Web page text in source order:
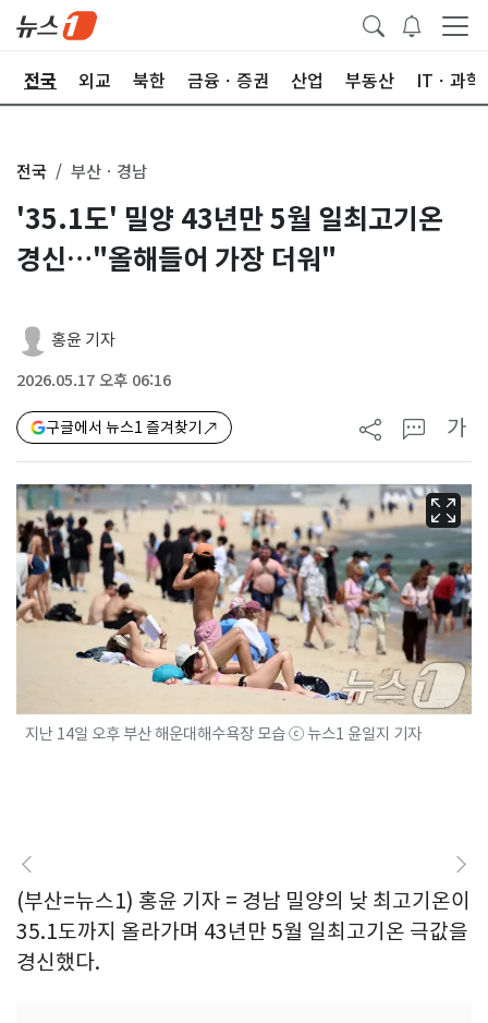
전국 외교 북한 금융ㆍ증권 산업 부동산 ITㆍ과학
전국 부산ㆍ경남
'35.1도' 밀양 43년만 5월 일최고기온
경신…"올해들어 가장 더워"
홍윤 기자
2026.05.17 오후 06:16
구글에서 뉴스1 즐겨찾기 가
지난 14일 오후 부산 해운대해수욕장 모습 ⓒ 뉴스1 윤일지 기자
(부산=뉴스1) 홍윤 기자 = 경남 밀양의 낮 최고기온이
35.1도까지 올라가며 43년만 5월 일최고기온 극값을
경신했다.